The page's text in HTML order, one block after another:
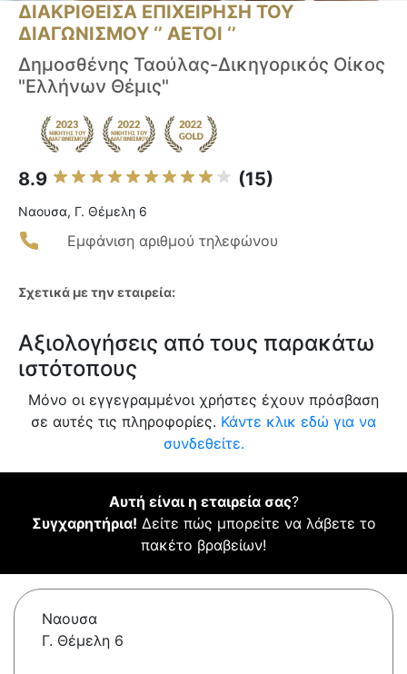
ΔΙΑΚΡΙΘΕΙΣΑ ΕΠΙΧΕΙΡΗΣΗ ΤΟΥ
ΔΙΑΓΩΝΙΣΜΟΥ ‘’ ΑΕΤΟΙ ‘’
Δημοσθένης Ταούλας-Δικηγορικός Οίκος
"Ελλήνων Θέμις"
8.9 (15)
Ναουσα, Γ. Θέμελη 6
Εμφάνιση αριθμού τηλεφώνου
Σχετικά με την εταιρεία:
Αξιολογήσεις από τους παρακάτω
ιστότοπους
Μόνο οι εγγεγραμμένοι χρήστες έχουν πρόσβαση
σε αυτές τις πληροφορίες. Κάντε κλικ εδώ για να
συνδεθείτε.
Αυτή είναι η εταιρεία σας?
Συγχαρητήρια! Δείτε πώς μπορείτε να λάβετε το
πακέτο βραβείων!
Ναουσα
Γ. Θέμελη 6